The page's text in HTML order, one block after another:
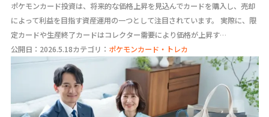
ポケモンカード投資は、将来的な価格上昇を見込んでカードを購入し、売却
によって利益を目指す資産運用の一つとして注目されています。 実際に、限
定カードや生産終了カードはコレクター需要により価格が上昇す…
公開日：2026.5.18カテゴリ： ポケモンカード・トレカ